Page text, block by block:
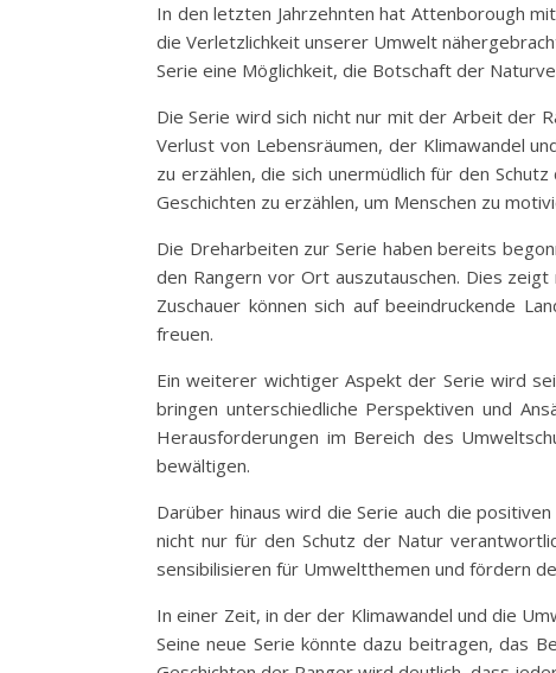
In den letzten Jahrzehnten hat Attenborough
die Verletzlichkeit unserer Umwelt
Serie eine Möglichkeit, die Botschaft der
Die Serie wird sich nicht nur mit der Arbeit der
Verlust von Lebensräumen, der Klimawandel
zu erzählen, die sich unermüdlich für den
Geschichten zu erzählen, um Menschen zu
Die Dreharbeiten zur Serie haben bereits
den Rangern vor Ort auszutauschen. Dies
Zuschauer können sich auf beeindruckende
freuen.
Ein weiterer wichtiger Aspekt der Serie wird
bringen unterschiedliche Perspektiven und
Herausforderungen im Bereich des
bewältigen.
Darüber hinaus wird die Serie auch die
nicht nur für den Schutz der Natur
sensibilisieren für Umweltthemen und fördern
In einer Zeit, in der der Klimawandel und die
Seine neue Serie könnte dazu beitragen, das